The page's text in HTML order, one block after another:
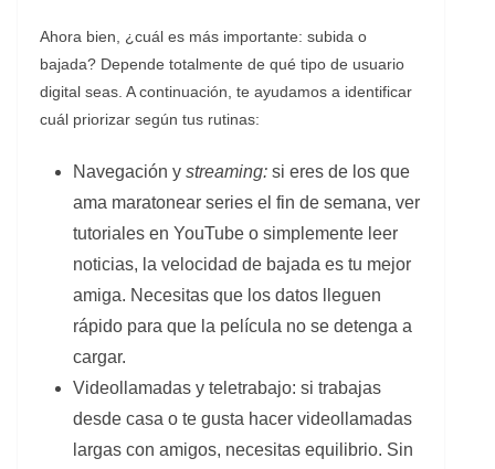
Ahora bien, ¿cuál es más importante: subida o
bajada? Depende totalmente de qué tipo de usuario
digital seas. A continuación, te ayudamos a identificar
cuál priorizar según tus rutinas:
Navegación y streaming: si eres de los que
ama maratonear series el fin de semana, ver
tutoriales en YouTube o simplemente leer
noticias, la velocidad de bajada es tu mejor
amiga. Necesitas que los datos lleguen
rápido para que la película no se detenga a
cargar.
Videollamadas y teletrabajo: si trabajas
desde casa o te gusta hacer videollamadas
largas con amigos, necesitas equilibrio. Sin